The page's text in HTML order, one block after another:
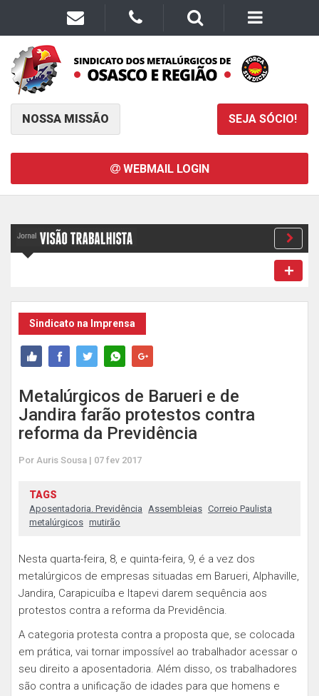
NOSSA MISSÃO SEJA SÓCIO!
WEBMAIL LOGIN
Sindicato na Imprensa
Metalúrgicos de Barueri e de
Jandira farão protestos contra
reforma da Previdência
Por Auris Sousa | 07 fev 2017
TAGS
Aposentadoria. Previdência Assembleias Correio Paulista
metalúrgicos mutirão
Nesta quarta-feira, 8, e quinta-feira, 9, é a vez dos
metalúrgicos de empresas situadas em Barueri, Alphaville,
Jandira, Carapicuíba e Itapevi darem sequência aos
protestos contra a reforma da Previdência.
A categoria protesta contra a proposta que, se colocada
em prática, vai tornar impossível ao trabalhador acessar o
seu direito a aposentadoria. Além disso, os trabalhadores
são contra a unificação de idades para que homens e